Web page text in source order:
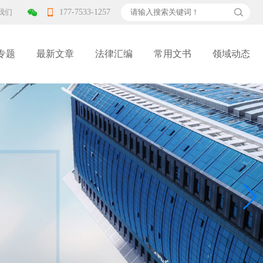
们 177-7533-1257
题 最新文章 法律汇编 常用文书 领域动态